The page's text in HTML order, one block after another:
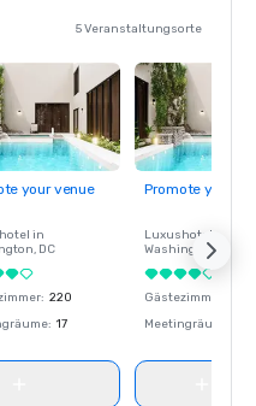
5 Veranstaltungsorte
your venue
in
, DC
: 220
: 17
Promote your
Luxushotel in
Washington
Gästezimmer
Meetingräume